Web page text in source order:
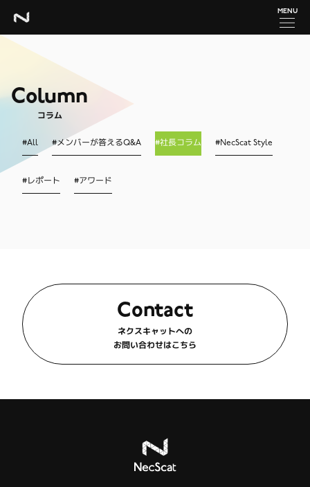
MENU
Column
コラム
#All #メンバーが答えるQ&A #社長コラム #NecScat Style
#レポート #アワード
Contact
ネクスキャットへの
お問い合わせはこちら